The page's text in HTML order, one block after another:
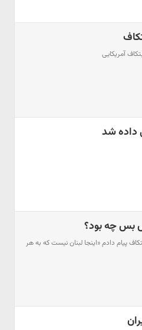
آمریکایی
داده شد
بس چه بود؟
پیام دادم «اینجا لبنان نیست که به هر